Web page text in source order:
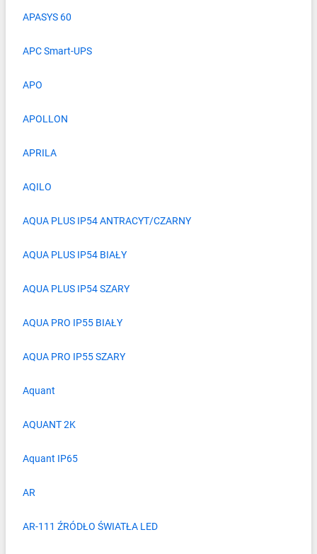
APASYS 60
APC Smart-UPS
APO
APOLLON
APRILA
AQILO
AQUA PLUS IP54 ANTRACYT/CZARNY
AQUA PLUS IP54 BIAŁY
AQUA PLUS IP54 SZARY
AQUA PRO IP55 BIAŁY
AQUA PRO IP55 SZARY
Aquant
AQUANT 2K
Aquant IP65
AR
AR-111 ŹRÓDŁO ŚWIATŁA LED